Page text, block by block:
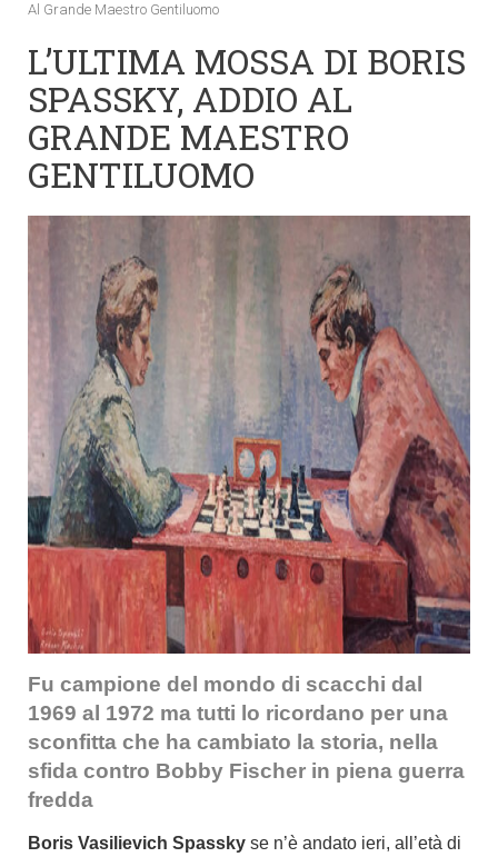
Al Grande Maestro Gentiluomo
L’ULTIMA MOSSA DI BORIS
SPASSKY, ADDIO AL
GRANDE MAESTRO
GENTILUOMO
Fu campione del mondo di scacchi dal
1969 al 1972 ma tutti lo ricordano per una
sconfitta che ha cambiato la storia, nella
sfida contro Bobby Fischer in piena guerra
fredda
Boris Vasilievich Spassky se n’è andato ieri, all’età di